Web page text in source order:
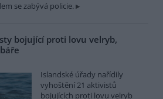
se zabývá policie.
bojující proti lovu velryb,
Islandské úřady nařídily
vyhoštění 21 aktivistů
bojujících proti lovu velryb